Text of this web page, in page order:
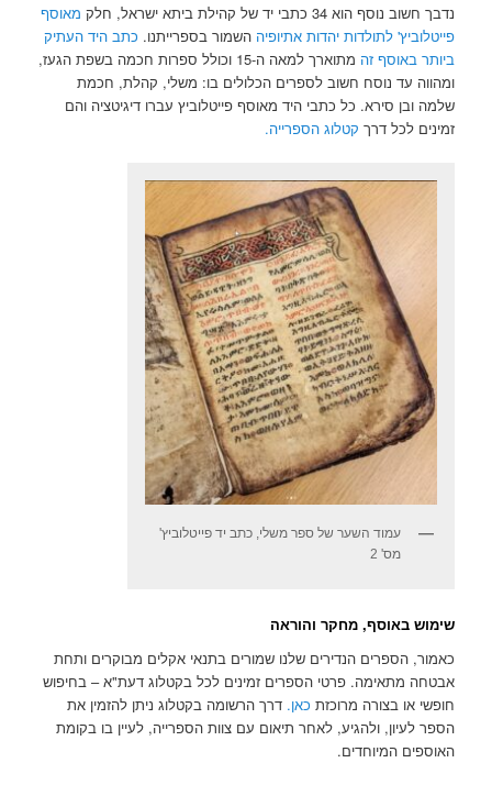
נדבך חשוב נוסף הוא 34 כתבי יד של קהילת ביתא ישראל, חלק
מאוסף
פייטלוביץ' לתולדות יהדות אתיופיה השמור בספרייתנו. כתב היד העתיק
ביותר באוסף זה
מתוארך למאה ה-15 וכולל ספרות חכמה בשפת הגעז,
ומהווה עד נוסח חשוב לספרים הכלולים בו: משלי, קהלת, חכמת
שלמה ובן סירא. כל כתבי היד מאוסף פייטלוביץ עברו דיגיטציה והם
זמינים לכל דרך קטלוג הספרייה.
עמוד השער של ספר משלי, כתב יד פייטלוביץ'
מס' 2
שימוש באוסף, מחקר והוראה
כאמור, הספרים הנדירים שלנו שמורים בתנאי אקלים מבוקרים ותחת
אבטחה מתאימה. פרטי הספרים זמינים לכל בקטלוג דעת"א – בחיפוש
חופשי או בצורה מרוכזת כאן. דרך הרשומה בקטלוג ניתן להזמין את
הספר לעיון, ולהגיע, לאחר תיאום עם צוות הספרייה, לעיין בו בקומת
האוספים המיוחדים.